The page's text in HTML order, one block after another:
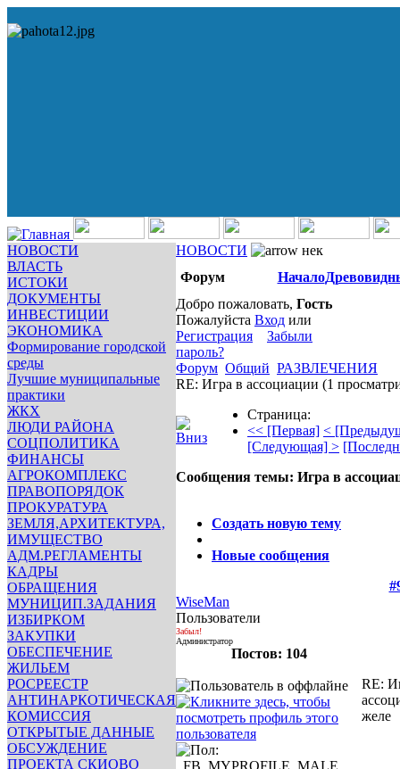
НОВОСТИ
ВЛАСТЬ
ИСТОКИ
ДОКУМЕНТЫ
ИНВЕСТИЦИИ
ЭКОНОМИКА
Формирование городской
среды
Лучшие муниципальные
практики
ЖКХ
ЛЮДИ РАЙОНА
СОЦПОЛИТИКА
ФИНАНСЫ
АГРОКОМПЛЕКС
ПРАВОПОРЯДОК
ПРОКУРАТУРА
ЗЕМЛЯ,АРХИТЕКТУРА,
ИМУЩЕСТВО
АДМ.РЕГЛАМЕНТЫ
КАДРЫ
ОБРАЩЕНИЯ
МУНИЦИП.ЗАДАНИЯ
ИЗБИРКОМ
ЗАКУПКИ
ОБЕСПЕЧЕНИЕ
ЖИЛЬЕМ
РОСРЕЕСТР
АНТИНАРКОТИЧЕСКАЯ
КОМИССИЯ
ОТКРЫТЫЕ ДАННЫЕ
ОБСУЖДЕНИЕ
ПРОЕКТА СКИОВО
НОВОСТИ
нек
Форум
Начало
Добро пожаловать, Гость
Пожалуйста Вход или
Регистрация
Забыли
пароль?
Форум Общий РАЗВЛЕЧЕНИЯ
RE: Игра в ассоциации (1
Страница:
<< [Первая] <
[Следующая] >
Сообщения темы: Игра в
Создать новую тему
Новые сообщения
WiseMan
Пользователи
Забыл!
Администратор
Постов: 104
RE:
желе